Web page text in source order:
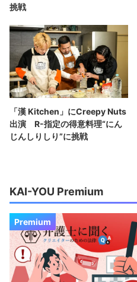
挑戦
「漢 Kitchen」にCreepy Nuts
出演 R-指定の得意料理“にん
じんしりしり”に挑戦
KAI-YOU Premium
Premium